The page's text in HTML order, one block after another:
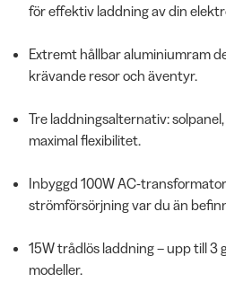
för effektiv laddning av din
Extremt hållbar aluminiumram
krävande resor och äventyr.
Tre laddningsalternativ:
maximal flexibilitet.
Inbyggd 100W AC-
strömförsörjning var du än
15W trådlös laddning – upp till 3
modeller.